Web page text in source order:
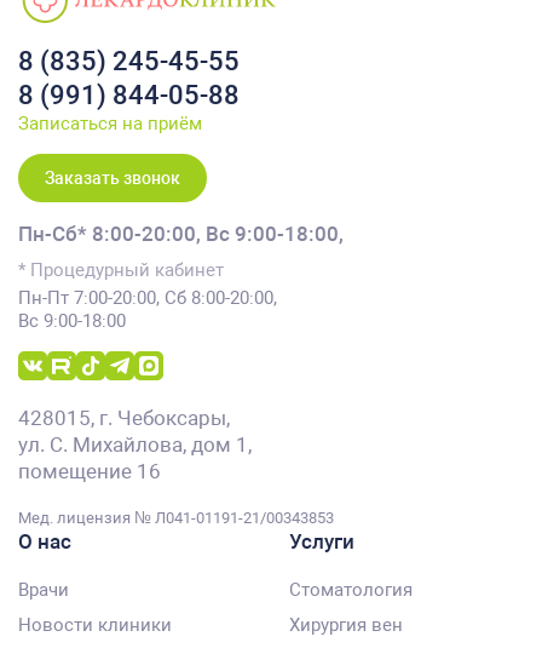
8 (835) 245-45-55
8 (991) 844-05-88
Записаться на приём
Заказать звонок
Пн-Сб* 8:00-20:00, Вс 9:00-18:00,
* Процедурный кабинет
Пн-Пт 7:00-20:00, Сб 8:00-20:00,
Вс 9:00-18:00
428015, г. Чебоксары,
ул. С. Михайлова, дом 1,
помещение 16
Мед. лицензия № Л041-01191-21/00343853
О нас
Врачи
Новости клиники
Услуги
Стоматология
Хирургия вен